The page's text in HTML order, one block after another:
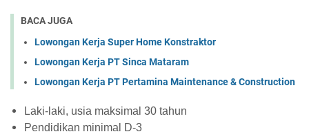
BACA JUGA
Lowongan Kerja Super Home Konstraktor
Lowongan Kerja PT Sinca Mataram
Lowongan Kerja PT Pertamina Maintenance & Construction
Laki-laki, usia maksimal 30 tahun
Pendidikan minimal D-3